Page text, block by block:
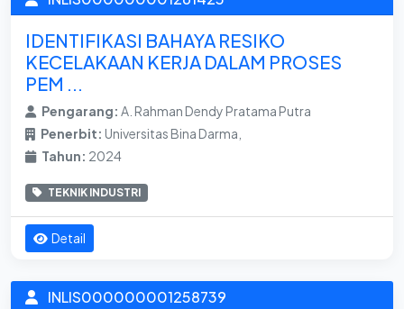
IDENTIFIKASI BAHAYA RESIKO
KECELAKAAN KERJA DALAM PROSES
PEM ...
Pengarang: A. Rahman Dendy Pratama Putra
Penerbit: Universitas Bina Darma,
Tahun: 2024
TEKNIK INDUSTRI
Detail
INLIS000000001258739